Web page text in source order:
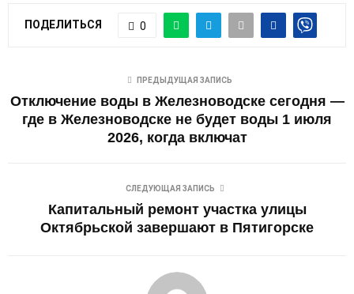
ПОДЕЛИТЬСЯ 0
ПРЕДЫДУЩАЯ ЗАПИСЬ
Отключение воды в Железноводске сегодня —
где в Железноводске не будет воды 1 июля
2026, когда включат
СЛЕДУЮЩАЯ ЗАПИСЬ
Капитальный ремонт участка улицы
Октябрьской завершают в Пятигорске